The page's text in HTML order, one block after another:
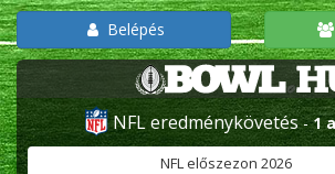
Belépés
NFL eredménykövetés -1
NFL előszezon 2026